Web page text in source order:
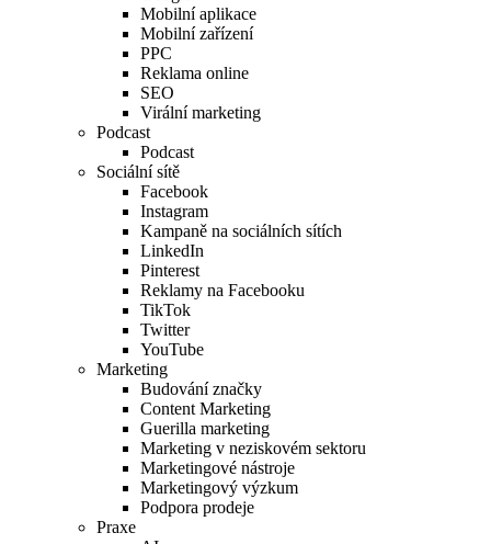
Mobilní aplikace
Mobilní zařízení
PPC
Reklama online
SEO
Virální marketing
Podcast
Podcast
Sociální sítě
Facebook
Instagram
Kampaně na sociálních sítích
LinkedIn
Pinterest
Reklamy na Facebooku
TikTok
Twitter
YouTube
Marketing
Budování značky
Content Marketing
Guerilla marketing
Marketing v neziskovém sektoru
Marketingové nástroje
Marketingový výzkum
Podpora prodeje
Praxe